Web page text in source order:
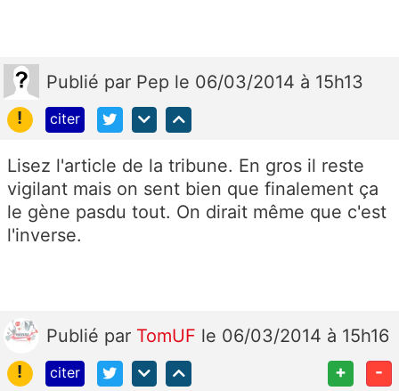
Publié par Pep le 06/03/2014 à 15h13
!
citer
Lisez l'article de la tribune. En gros il reste
vigilant mais on sent bien que finalement ça
le gène pasdu tout. On dirait même que c'est
l'inverse.
Publié par TomUF le 06/03/2014 à 15h16
!
citer + -